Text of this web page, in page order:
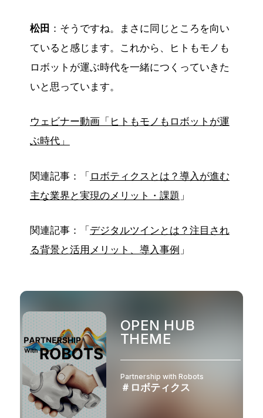
松田 ：そうですね。まさに同じところを向い
ていると感じます。これから、ヒトもモノも
ロボットが運ぶ時代を一緒につくっていきた
いと思っています。
ウェビナー動画「ヒトもモノもロボットが運
ぶ時代」
関連記事：「 ロボティクスとは？導入が進む
主な業界と実現のメリット・課題 」
関連記事：「 デジタルツインとは？注目され
る背景と活用メリット、導入事例 」
OPEN HUB
THEME
Partnership with Robots
＃ロボティクス